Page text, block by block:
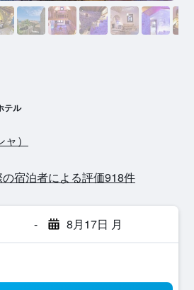
テル
）​
宿泊者による評価918​件
- 8月17日 月